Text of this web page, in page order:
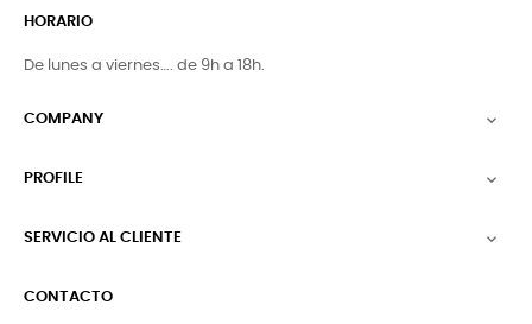
HORARIO
De lunes a viernes…. de 9h a 18h.
COMPANY 
PROFILE 
SERVICIO AL CLIENTE 
CONTACTO